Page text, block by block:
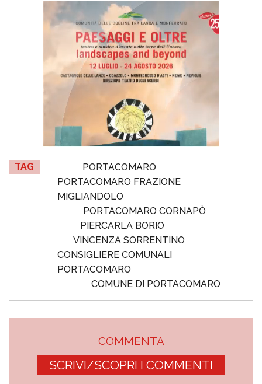
TAG
PORTACOMARO
PORTACOMARO FRAZIONE
MIGLIANDOLO
PORTACOMARO CORNAPÒ
PIERCARLA BORIO
VINCENZA SORRENTINO
CONSIGLIERE COMUNALI
PORTACOMARO
COMUNE DI PORTACOMARO
COMMENTA
SCRIVI/SCOPRI I COMMENTI